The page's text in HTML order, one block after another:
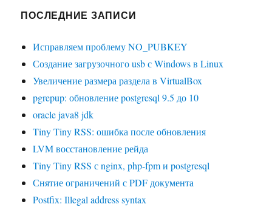
ПОСЛЕДНИЕ ЗАПИСИ
Исправляем проблему NO_PUBKEY
Создание загрузочного usb с Windows в Linux
Увеличение размера раздела в VirtualBox
pgrepup: обновление postgresql 9.5 до 10
oracle java8 jdk
Tiny Tiny RSS: ошибка после обновления
LVM восстановление рейда
Tiny Tiny RSS с nginx, php-fpm и postgresql
Снятие ограничений с PDF документа
Postfix: Illegal address syntax